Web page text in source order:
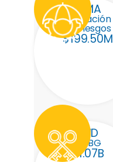
FEMA
Mitigación
de riesgos
$199.50M
HUD
CDBG
$1.07B